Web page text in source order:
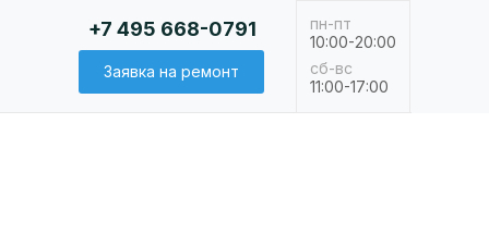
пн-пт
сб-вс
10:00-20:00
11:00-17:00
+7 495 668-0791
Заявка на ремонт